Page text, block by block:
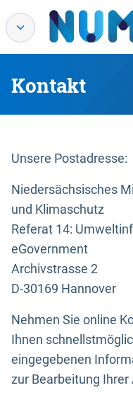
Kontakt
Unsere Postadresse:
Niedersächsisches
und Klimaschutz
Referat 14:
eGovernment
Archivstrasse 2
D-30169 Hannover
Nehmen Sie online
Ihnen
eingegebenen
zur Bearbeitung